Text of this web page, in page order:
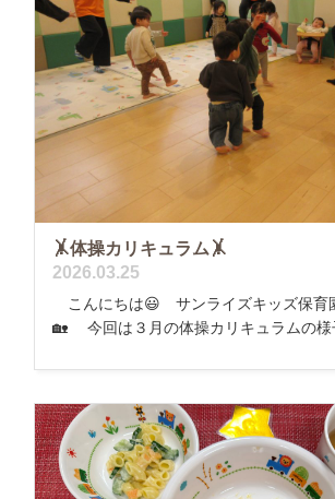
🤸体操カリキュラム🤸
2026.03.25
こんにちは😃 サンライズキッズ保
🏡 今回は３月の体操カリキュラムの様